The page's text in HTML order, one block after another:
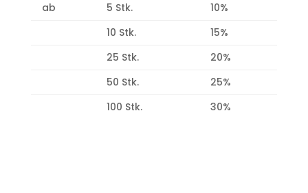
ab 5 Stk.
10%
10 Stk.
15%
25 Stk.
20%
50 Stk.
25%
100 Stk.
30%